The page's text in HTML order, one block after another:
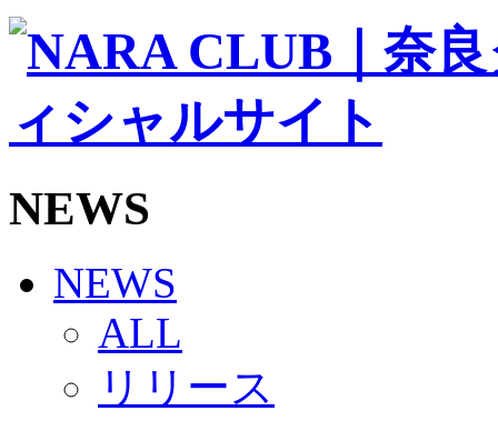
バモス
チアダンススクール
ボランティアチーム「volundeer」
ビクトリーロード
HOMEGAME
観戦ルール＆マナー
Jリーグ運営管理規定
写真・動画使用ガイドライン
SCHEDULE
2026/27
練習見学時のファンサービスについて
TICKET
奈良クラブ明治安田J3リーグ2026/27シーズン試
奈良クラブ明治安田Ｊ3リーグ 2026/27シーズン「
観戦ルール＆マナー
NEWS
NEWS
ALL
リリース